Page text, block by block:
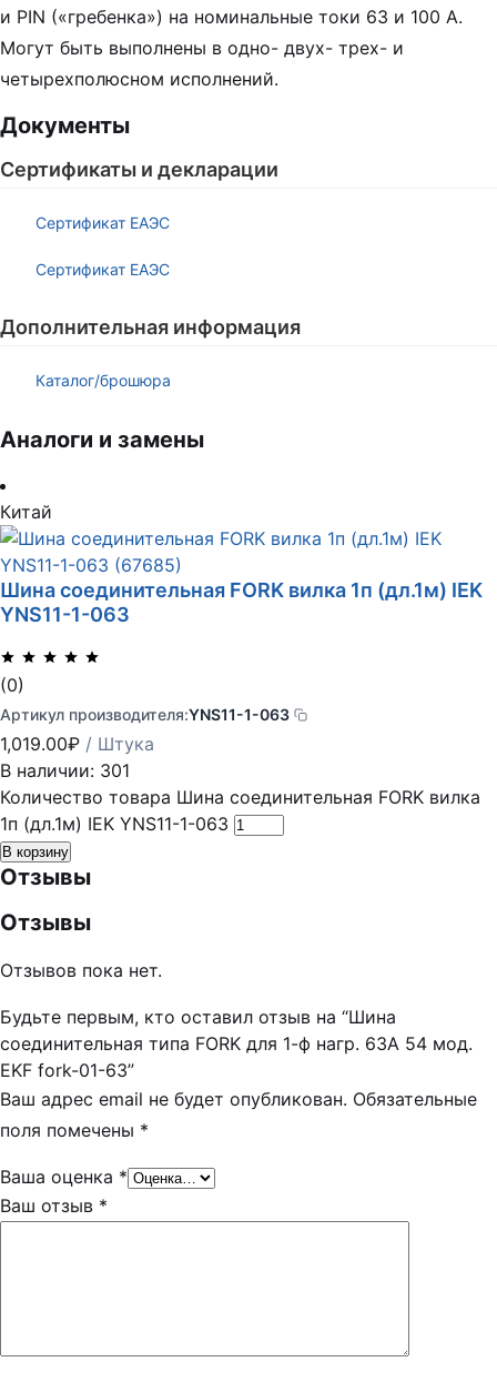
и PIN («гребенка») на номинальные токи 63 и 100 А.
Могут быть выполнены в одно- двух- трех- и
четырехполюсном исполнений.
Документы
Сертификаты и декларации
Сертификат ЕАЭС
Сертификат ЕАЭС
Дополнительная информация
Каталог/брошюра
Аналоги и замены
Китай
Шина соединительная FORK вилка 1п (дл.1м) IEK
YNS11-1-063
(0)
Артикул производителя:YNS11-1-063
1,019.00₽ / Штука
В наличии: 301
Количество товара Шина соединительная FORK вилка
1п (дл.1м) IEK YNS11-1-063
В корзину
Отзывы
Отзывы
Отзывов пока нет.
Будьте первым, кто оставил отзыв на “Шина
соединительная типа FORK для 1-ф нагр. 63А 54 мод.
EKF fork-01-63”
Ваш адрес email не будет опубликован. Обязательные
поля помечены *
Ваша оценка *
Ваш отзыв *